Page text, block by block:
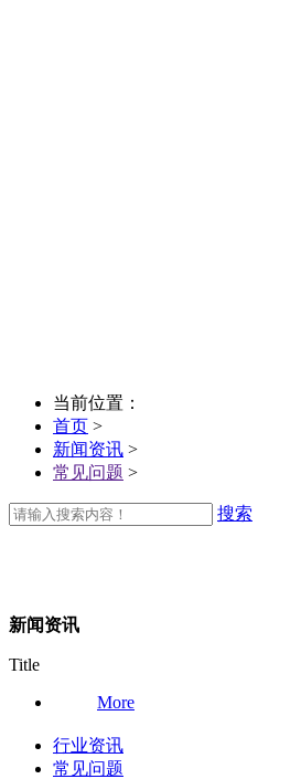
当前位置：
首页 >
新闻资讯 >
常见问题 >
搜索
新闻资讯
Title
More
行业资讯
常见问题